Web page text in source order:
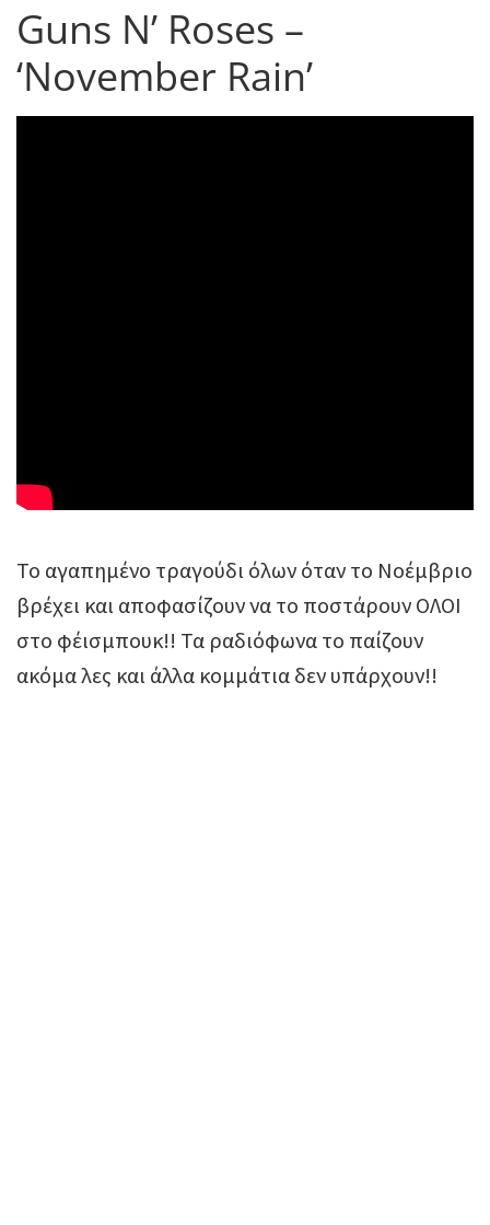
Guns N’ Roses –
‘November Rain’
To αγαπημένο τραγούδι όλων όταν το Νοέμβριο
βρέχει και αποφασίζουν να το ποστάρουν ΟΛΟΙ
στο φέισμπουκ!! Τα ραδιόφωνα το παίζουν
ακόμα λες και άλλα κομμάτια δεν υπάρχουν!!